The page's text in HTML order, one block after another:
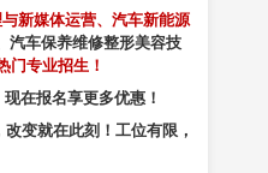
新媒体运营、汽车新能源
汽车保养维修整形美容技
门专业招生！
在报名享更多优惠！
变就在此刻！工位有限，